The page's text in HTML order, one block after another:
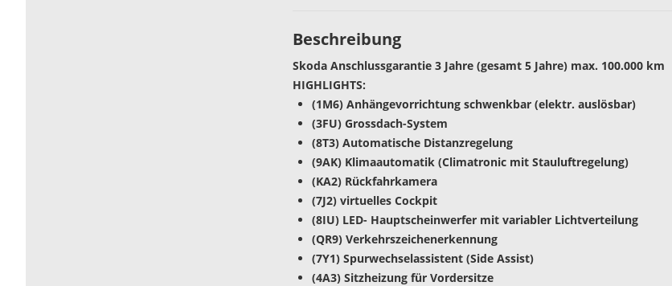
Beschreibung
Skoda Anschlussgarantie 3 Jahre (gesamt 5 Jahre) max. 100.000 km
HIGHLIGHTS:
(1M6) Anhängevorrichtung schwenkbar (elektr. auslösbar)
(3FU) Grossdach-System
(8T3) Automatische Distanzregelung
(9AK) Klimaautomatik (Climatronic mit Stauluftregelung)
(KA2) Rückfahrkamera
(7J2) virtuelles Cockpit
(8IU) LED- Hauptscheinwerfer mit variabler Lichtverteilung
(QR9) Verkehrszeichenerkennung
(7Y1) Spurwechselassistent (Side Assist)
(4A3) Sitzheizung für Vordersitze